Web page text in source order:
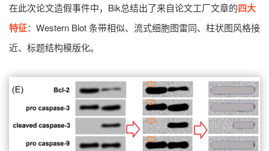
在此次论文造假事件中，Bik总结出了来自论文工厂文章的四大
特征：Western Blot 条带相似、流式细胞图雷同、柱状图风格接
近、标题结构模版化。